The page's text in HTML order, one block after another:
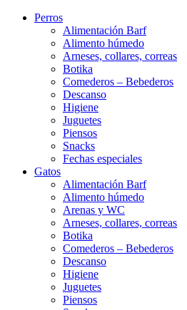
Perros
Alimentación Barf
Alimento húmedo
Arneses, collares, correas
Botika
Comederos – Bebederos
Descanso
Higiene
Juguetes
Piensos
Snacks
Fechas especiales
Gatos
Alimentación Barf
Alimento húmedo
Arenas y WC
Arneses, collares, correas
Botika
Comederos – Bebederos
Descanso
Higiene
Juguetes
Piensos